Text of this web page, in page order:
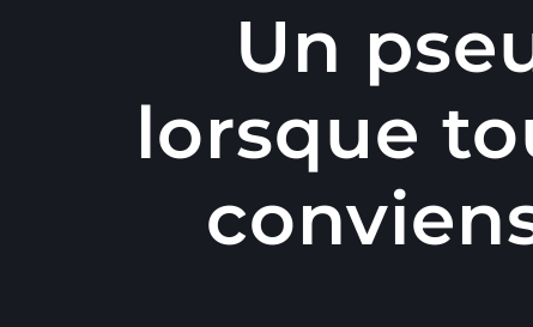
Un
lorsque